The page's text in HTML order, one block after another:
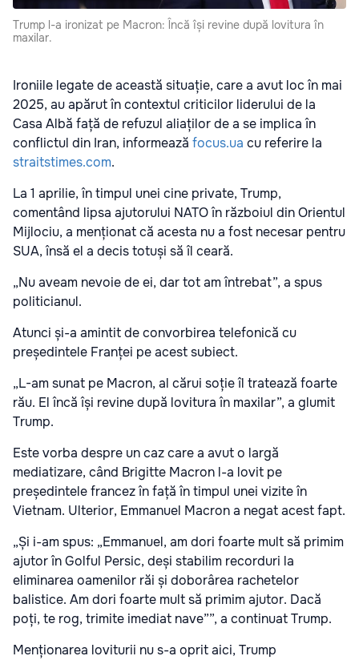
Trump l-a ironizat pe Macron: Încă își revine după lovitura în
maxilar.
Ironiile legate de această situație, care a avut loc în mai
2025, au apărut în contextul criticilor liderului de la
Casa Albă față de refuzul aliaților de a se implica în
conflictul din Iran, informează focus.ua cu referire la
straitstimes.com.
La 1 aprilie, în timpul unei cine private, Trump,
comentând lipsa ajutorului NATO în războiul din Orientul
Mijlociu, a menționat că acesta nu a fost necesar pentru
SUA, însă el a decis totuși să îl ceară.
„Nu aveam nevoie de ei, dar tot am întrebat”, a spus
politicianul.
Atunci și-a amintit de convorbirea telefonică cu
președintele Franței pe acest subiect.
„L-am sunat pe Macron, al cărui soție îl tratează foarte
rău. El încă își revine după lovitura în maxilar”, a glumit
Trump.
Este vorba despre un caz care a avut o largă
mediatizare, când Brigitte Macron l-a lovit pe
președintele francez în față în timpul unei vizite în
Vietnam. Ulterior, Emmanuel Macron a negat acest fapt.
„Și i-am spus: „Emmanuel, am dori foarte mult să primim
ajutor în Golful Persic, deși stabilim recorduri la
eliminarea oamenilor răi și doborârea rachetelor
balistice. Am dori foarte mult să primim ajutor. Dacă
poți, te rog, trimite imediat nave””, a continuat Trump.
Menționarea loviturii nu s-a oprit aici, Trump